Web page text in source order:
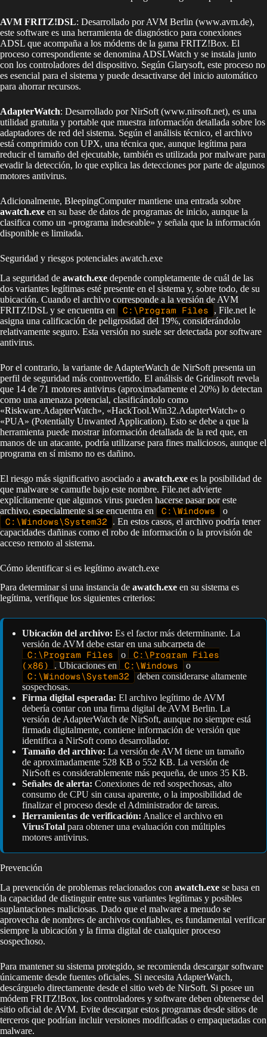
AVM FRITZ!DSL: Desarrollado por AVM Berlin (www.avm.de),
este software es una herramienta de diagnóstico para conexiones
ADSL que acompaña a los módems de la gama FRITZ!Box. El
proceso correspondiente se denomina ADSLWatch y se instala junto
con los controladores del dispositivo. Según Glarysoft, este proceso no
es esencial para el sistema y puede desactivarse del inicio automático
para ahorrar recursos.
AdapterWatch: Desarrollado por NirSoft (www.nirsoft.net), es una
utilidad gratuita y portable que muestra información detallada sobre los
adaptadores de red del sistema. Según el análisis técnico, el archivo
está comprimido con UPX, una técnica que, aunque legítima para
reducir el tamaño del ejecutable, también es utilizada por malware para
evadir la detección, lo que explica las detecciones por parte de algunos
motores antivirus.
Adicionalmente, BleepingComputer mantiene una entrada sobre
awatch.exe en su base de datos de programas de inicio, aunque la
clasifica como un «programa indeseable» y señala que la información
disponible es limitada.
Seguridad y riesgos potenciales awatch.exe
La seguridad de awatch.exe depende completamente de cuál de las
dos variantes legítimas esté presente en el sistema y, sobre todo, de su
ubicación. Cuando el archivo corresponde a la versión de AVM
FRITZ!DSL y se encuentra en
C:\Program Files
, File.net le
asigna una calificación de peligrosidad del 19%, considerándolo
relativamente seguro. Esta versión no suele ser detectada por software
antivirus.
Por el contrario, la variante de AdapterWatch de NirSoft presenta un
perfil de seguridad más controvertido. El análisis de Gridinsoft revela
que 14 de 71 motores antivirus (aproximadamente el 20%) lo detectan
como una amenaza potencial, clasificándolo como
«Riskware.AdapterWatch», «HackTool.Win32.AdapterWatch» o
«PUA» (Potentially Unwanted Application). Esto se debe a que la
herramienta puede mostrar información detallada de la red que, en
manos de un atacante, podría utilizarse para fines maliciosos, aunque el
programa en sí mismo no es dañino.
El riesgo más significativo asociado a awatch.exe es la posibilidad de
que malware se camufle bajo este nombre. File.net advierte
explícitamente que algunos virus pueden hacerse pasar por este
archivo, especialmente si se encuentra en
C:\Windows o
C:\Windows\System32
. En estos casos, el archivo podría tener
capacidades dañinas como el robo de información o la provisión de
acceso remoto al sistema.
Cómo identificar si es legítimo awatch.exe
Para determinar si una instancia de awatch.exe en su sistema es
legítima, verifique los siguientes criterios:
Ubicación del archivo: Es el factor más determinante. La
versión de AVM debe estar en una subcarpeta de
C:\Program Files o
C:\Program Files
(x86)
. Ubicaciones en C:\Windows o
C:\Windows\System32
deben considerarse altamente
sospechosas.
Firma digital esperada: El archivo legítimo de AVM
debería contar con una firma digital de AVM Berlin. La
versión de AdapterWatch de NirSoft, aunque no siempre está
firmada digitalmente, contiene información de versión que
identifica a NirSoft como desarrollador.
Tamaño del archivo: La versión de AVM tiene un tamaño
de aproximadamente 528 KB o 552 KB. La versión de
NirSoft es considerablemente más pequeña, de unos 35 KB.
Señales de alerta: Conexiones de red sospechosas, alto
consumo de CPU sin causa aparente, o la imposibilidad de
finalizar el proceso desde el Administrador de tareas.
Herramientas de verificación: Analice el archivo en
VirusTotal para obtener una evaluación con múltiples
motores antivirus.
Prevención
La prevención de problemas relacionados con awatch.exe se basa en
la capacidad de distinguir entre sus variantes legítimas y posibles
suplantaciones maliciosas. Dado que el malware a menudo se
aprovecha de nombres de archivos confiables, es fundamental verificar
siempre la ubicación y la firma digital de cualquier proceso
sospechoso.
Para mantener su sistema protegido, se recomienda descargar software
únicamente desde fuentes oficiales. Si necesita AdapterWatch,
descárguelo directamente desde el sitio web de NirSoft. Si posee un
módem FRITZ!Box, los controladores y software deben obtenerse del
sitio oficial de AVM. Evite descargar estos programas desde sitios de
terceros que podrían incluir versiones modificadas o empaquetadas con
malware.